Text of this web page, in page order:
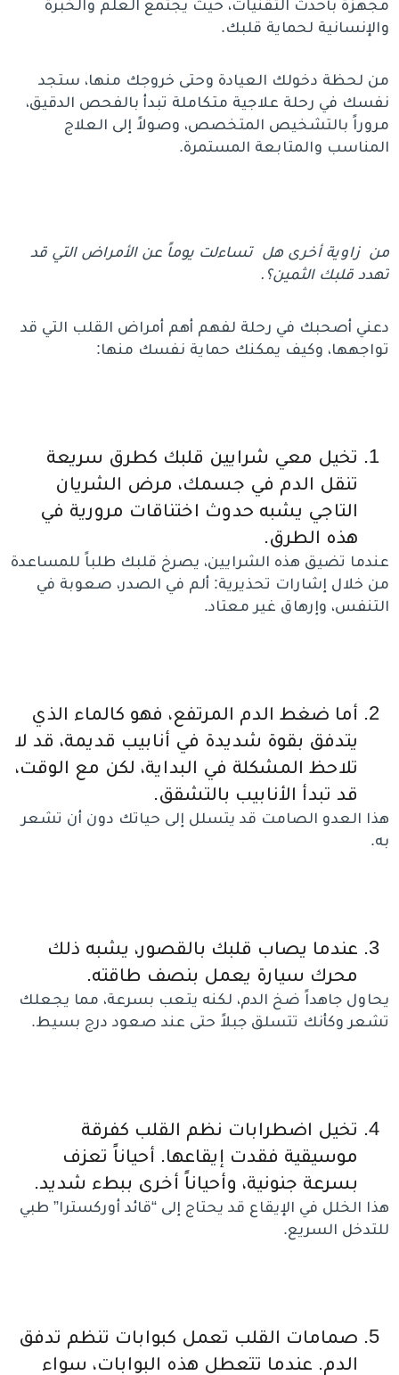
مجهزة بأحدث التقنيات، حيث يجتمع العلم والخبرة
والإنسانية لحماية قلبك.
من لحظة دخولك العيادة وحتى خروجك منها، ستجد
نفسك في رحلة علاجية متكاملة تبدأ بالفحص الدقيق،
مروراً بالتشخيص المتخصص، وصولاً إلى العلاج
المناسب والمتابعة المستمرة.
من زاوية أخرى هل تساءلت يوماً عن الأمراض التي قد
تهدد قلبك الثمين؟.
دعني أصحبك في رحلة لفهم أهم أمراض القلب التي قد
تواجهها، وكيف يمكنك حماية نفسك منها:
تخيل معي شرايين قلبك كطرق سريعة
تنقل الدم في جسمك، مرض الشريان
التاجي يشبه حدوث اختناقات مرورية في
هذه الطرق.
عندما تضيق هذه الشرايين، يصرخ قلبك طلباً للمساعدة
من خلال إشارات تحذيرية: ألم في الصدر، صعوبة في
التنفس، وإرهاق غير معتاد.
أما ضغط الدم المرتفع، فهو كالماء الذي
يتدفق بقوة شديدة في أنابيب قديمة، قد لا
تلاحظ المشكلة في البداية، لكن مع الوقت،
قد تبدأ الأنابيب بالتشقق.
هذا العدو الصامت قد يتسلل إلى حياتك دون أن تشعر
به.
عندما يصاب قلبك بالقصور، يشبه ذلك
محرك سيارة يعمل بنصف طاقته.
يحاول جاهداً ضخ الدم، لكنه يتعب بسرعة، مما يجعلك
تشعر وكأنك تتسلق جبلاً حتى عند صعود درج بسيط.
تخيل اضطرابات نظم القلب كفرقة
موسيقية فقدت إيقاعها. أحياناً تعزف
بسرعة جنونية، وأحياناً أخرى ببطء شديد.
هذا الخلل في الإيقاع قد يحتاج إلى “قائد أوركسترا” طبي
للتدخل السريع.
صمامات القلب تعمل كبوابات تنظم تدفق
الدم. عندما تتعطل هذه البوابات، سواء